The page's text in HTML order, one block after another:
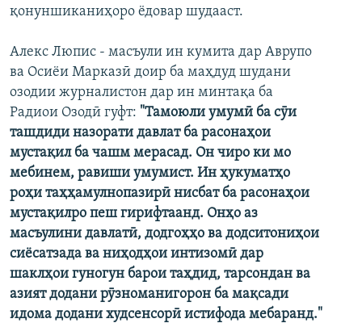
қонуншиканиҳоро ёдовар шудааст.
Алекс Люпис - масъули ин кумита дар Аврупо
ва Осиёи Марказӣ доир ба маҳдуд шудани
озодии журналистон дар ин минтақа ба
Радиои Озодӣ гуфт: "Тамоюли умумӣ ба сӯи
ташдиди назорати давлат ба расонаҳои
мустақил ба чашм мерасад. Он чиро ки мо
мебинем, равиши умумист. Ин ҳукуматҳо
роҳи таҳҳамулнопазирӣ нисбат ба расонаҳои
мустақилро пеш гирифтаанд. Онҳо аз
масъулини давлатӣ, додгоҳҳо ва додситониҳои
сиёсатзада ва ниҳодҳои интизомӣ дар
шаклҳои гуногун барои таҳдид, тарсондан ва
азият додани рӯзноманигорон ба мақсади
идома додани худсенсорӣ истифода мебаранд."